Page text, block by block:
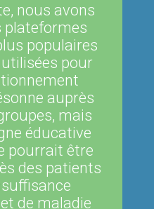
nous avons
plateformes
populaires
pour
auprès
mais
éducative
pourrait être
des patients
de maladie